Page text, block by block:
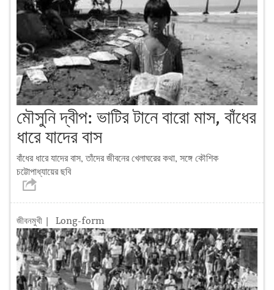
মৌসুনি দ্বীপ: ভাটির টানে বারো মাস, বাঁধের
ধারে যাদের বাস
বাঁধের ধারে যাদের বাস, তাঁদের জীবনের খেলাঘরের কথা, সঙ্গে কৌশিক
চট্টোপাধ্যায়ের ছবি
জীবনমুখী | Long-form